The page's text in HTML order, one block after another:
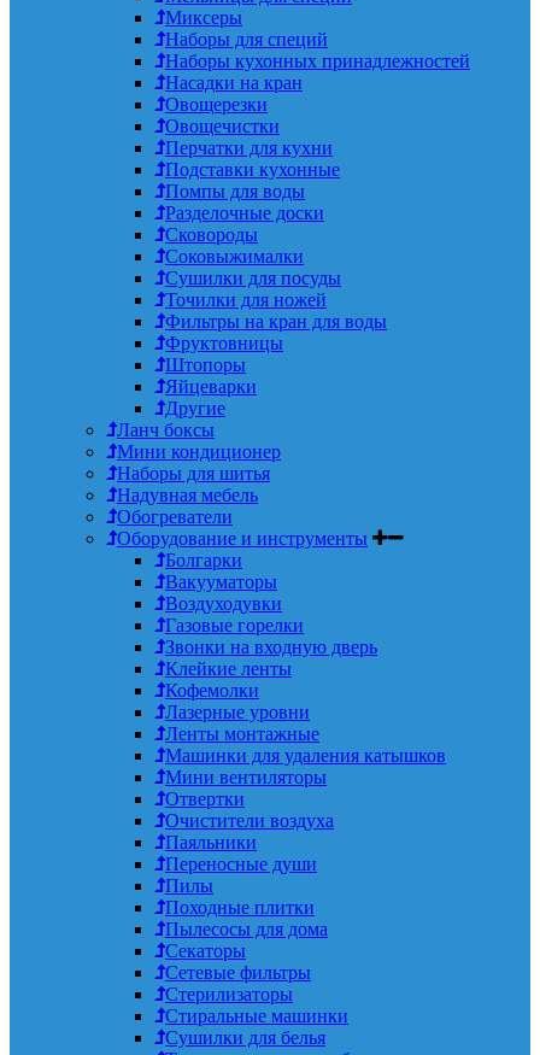
Миксеры
Наборы для специй
Наборы кухонных принадлежностей
Насадки на кран
Овощерезки
Овощечистки
Перчатки для кухни
Подставки кухонные
Помпы для воды
Разделочные доски
Сковороды
Соковыжималки
Сушилки для посуды
Точилки для ножей
Фильтры на кран для воды
Фруктовницы
Штопоры
Яйцеварки
Другие
Ланч боксы
Мини кондиционер
Наборы для шитья
Надувная мебель
Обогреватели
Оборудование и инструменты
Болгарки
Вакууматоры
Воздуходувки
Газовые горелки
Звонки на входную дверь
Клейкие ленты
Кофемолки
Лазерные уровни
Ленты монтажные
Машинки для удаления катышков
Мини вентиляторы
Отвертки
Очистители воздуха
Паяльники
Переносные души
Пилы
Походные плитки
Пылесосы для дома
Секаторы
Сетевые фильтры
Стерилизаторы
Стиральные машинки
Сушилки для белья